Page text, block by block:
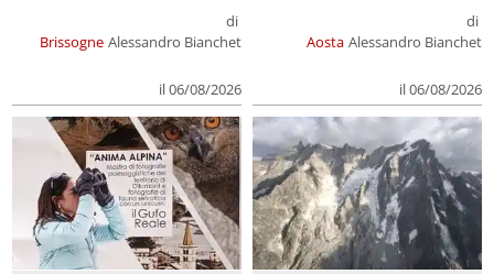
Brissogne
di
Alessandro Bianchet
il 06/08/2026
Aosta
di
Alessandro Bianchet
il 06/08/2026